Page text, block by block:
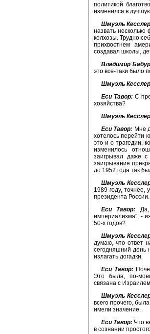
политикой
изменился в
Шмуэль
назвать
колхозы. Трудно
прихвостнем
создавал школы,
Владимир
это все-таки было
Шмуэль
Еси Тавор: С
хозяйства?
Шмуэль
Еси Тавор: Мне
хотелось перейти
это и о трагедии,
изменилось
заигрывал даже
заигрывание
до 1952 года так
Шмуэль
1989 году,
президента России.
Еси Тавор: Да,
империализма", -
50-х годов?
Шмуэль
думаю, что ответ
сегодняшний день
излагать догадки.
Еси Тавор:
Это была, по-
связана с Израилем.
Шмуэль
всего прочего,
имели значение.
Еси Тавор: Что
в сознании